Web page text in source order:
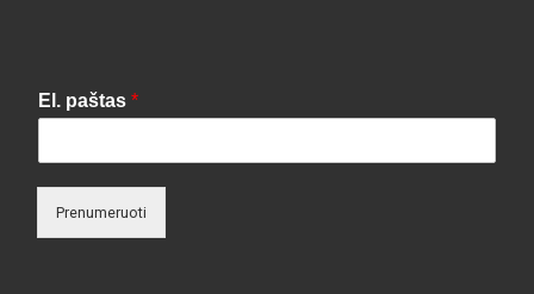
El. paštas *
Prenumeruoti